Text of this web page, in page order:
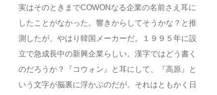
実はそのときまでCOWONなる企業の名前さえ耳に
したことがなかった。響きからしてそうかな？と推
測したが、やはり韓国メーカーだ。１９９５年に設
立で急成長中の新興企業らしい。漢字ではどう書く
のだろうか？『コウォン』と耳にして、『高原』と
いう文字が脳裏に浮かぶのだが。それはともかく日